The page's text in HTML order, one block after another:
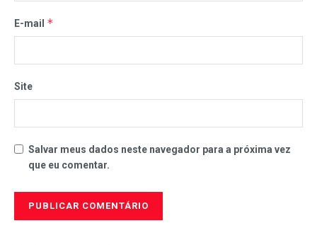
E-mail *
Site
Salvar meus dados neste navegador para a próxima vez
que eu comentar.